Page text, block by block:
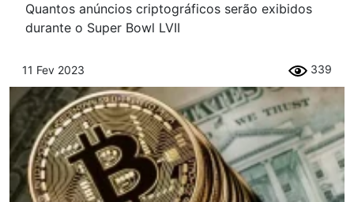
Quantos anúncios criptográficos serão exibidos
durante o Super Bowl LVII
11 Fev 2023 339